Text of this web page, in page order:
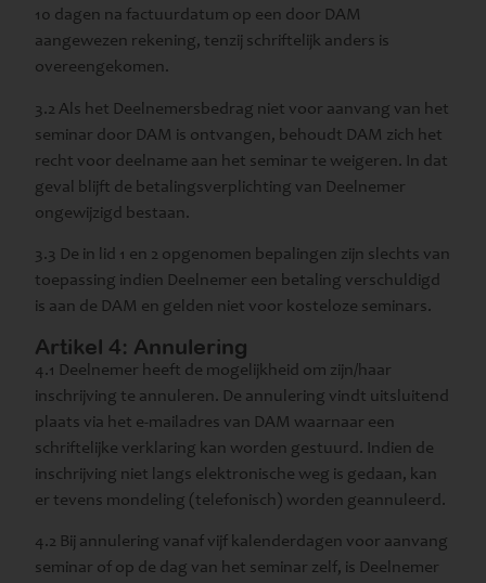
10 dagen na factuurdatum op een door DAM
aangewezen rekening, tenzij schriftelijk anders is
overeengekomen.
3.2 Als het Deelnemersbedrag niet voor aanvang van het
seminar door DAM is ontvangen, behoudt DAM zich het
recht voor deelname aan het seminar te weigeren. In dat
geval blijft de betalingsverplichting van Deelnemer
ongewijzigd bestaan.
3.3 De in lid 1 en 2 opgenomen bepalingen zijn slechts van
toepassing indien Deelnemer een betaling verschuldigd
is aan de DAM en gelden niet voor kosteloze seminars.
Artikel 4: Annulering
4.1 Deelnemer heeft de mogelijkheid om zijn/haar
inschrijving te annuleren. De annulering vindt uitsluitend
plaats via het e-mailadres van DAM waarnaar een
schriftelijke verklaring kan worden gestuurd. Indien de
inschrijving niet langs elektronische weg is gedaan, kan
er tevens mondeling (telefonisch) worden geannuleerd.
4.2 Bij annulering vanaf vijf kalenderdagen voor aanvang
seminar of op de dag van het seminar zelf, is Deelnemer